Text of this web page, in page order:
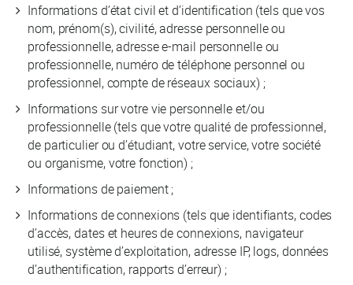
Informations d’état civil et d’identification (tels que vos
nom, prénom(s), civilité, adresse personnelle ou
professionnelle, adresse e-mail personnelle ou
professionnelle, numéro de téléphone personnel ou
professionnel, compte de réseaux sociaux) ;
Informations sur votre vie personnelle et/ou
professionnelle (tels que votre qualité de professionnel,
de particulier ou d’étudiant, votre service, votre société
ou organisme, votre fonction) ;
Informations de paiement ;
Informations de connexions (tels que identifiants, codes
d’accès, dates et heures de connexions, navigateur
utilisé, système d’exploitation, adresse IP, logs, données
d’authentification, rapports d’erreur) ;